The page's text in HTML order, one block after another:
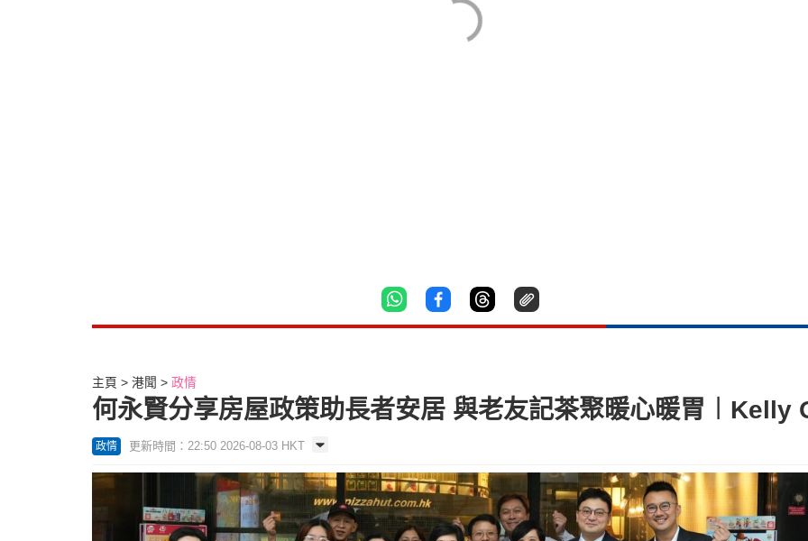
主頁 港聞 政情
何永賢分享房屋政策助長者安居 與老友記茶聚暖心暖胃︱Kelly
政情 更新時間：22:50 2026-08-03 HKT